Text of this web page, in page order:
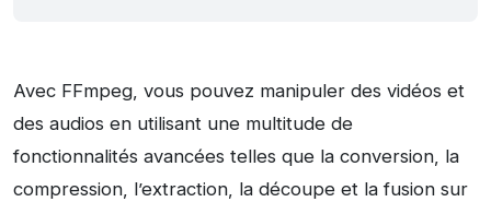
Avec FFmpeg, vous pouvez manipuler des vidéos et
des audios en utilisant une multitude de
fonctionnalités avancées telles que la conversion, la
compression, l’extraction, la découpe et la fusion sur